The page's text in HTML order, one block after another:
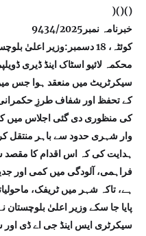
)()()
خبرنامہ نمبر9434/2025
کوئٹہ، 18 دسمبر:وزیر
محکمہ لائیو اسٹاک اینڈ ڈیری
سیکرٹریٹ میں منعقد ہوا جس
کے تحفظ اور شفاف طرزِ
کی منظوری دی گئی اجلاس میں
وار شہری حدود سے باہر منتقل
ہدایت کی کہ اس اقدام کا
فراہمی، آلودگی میں کمی اور
ہے، تاکہ شہر میں ٹریفک،
پایا جا سکے وزیر اعلیٰ بلوچستان
سیکرٹری ایس اینڈ جی اے ڈی